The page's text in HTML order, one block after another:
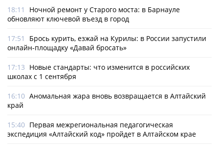
18:11
Ночной ремонт у Старого моста: в Барнауле
обновляют ключевой въезд в город
17:51
Брось курить, езжай на Курилы: в России запустили
онлайн-­площадку «Давай бросать»
17:13 Новые стандарты: что изменится в российских
школах с 1 сентября
16:10 Аномальная жара вновь возвращается в Алтайский
край
15:40 Первая межрегиональная педагогическая
экспедиция «Алтайский код» пройдет в Алтайском крае